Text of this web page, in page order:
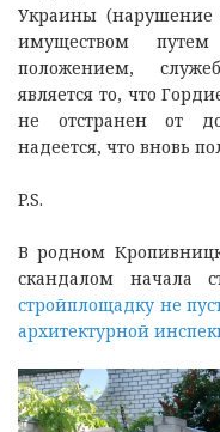
Украины (нарушение
имуществом путем
положением,
является то, что
не отстранен от
надеется, что вновь
P.S.
В родном
скандалом начала
стройплощадку не
архитектурной